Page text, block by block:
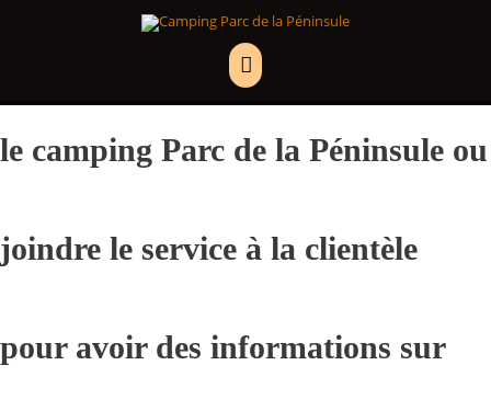
contenu
MENU
PRINCIPAL
Consulter notre carte pour trouver
le camping Parc de la Péninsule ou
joindre le service à la clientèle
pour avoir des informations sur